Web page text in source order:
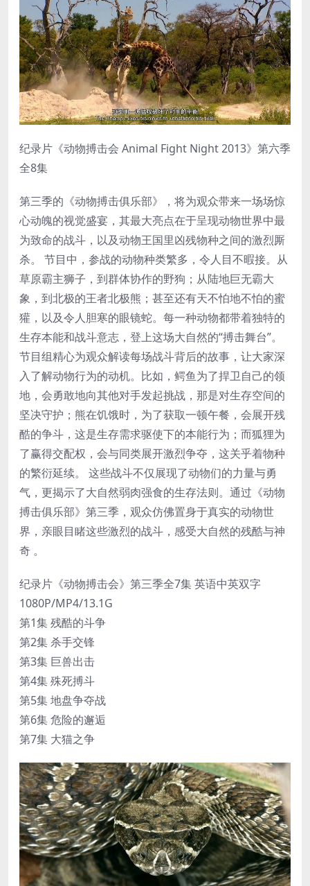
纪录片《动物搏击会 Animal Fight Night 2013》第六季
全8集
第三季的《动物搏击俱乐部》，将为观众带来一场场惊
心动魄的视觉盛宴，其最大亮点在于呈现动物世界中最
为致命的战斗，以及动物王国里凶残物种之间的激烈厮
杀。 节目中，参战的动物种类繁多，令人目不暇接。从
草原霸主狮子，到群体协作的野狗；从陆地巨无霸大
象，到北极的王者北极熊；甚至还有天不怕地不怕的蜜
獾，以及令人胆寒的眼镜蛇。每一种动物都带着独特的
生存本能和战斗意志，登上这场大自然的“搏击舞台”。
节目组精心为观众解读每场战斗背后的故事，让大家深
入了解动物行为的动机。比如，鳄鱼为了捍卫自己的领
地，会勇敢地向其他对手发起挑战，那是对生存空间的
坚决守护；熊在饥饿时，为了获取一顿午餐，会展开残
酷的争斗，这是生存需求驱使下的本能行为；而狐狸为
了赢得交配权，会与同类展开激烈争夺，这关乎着物种
的繁衍延续。 这些战斗不仅展现了动物们的力量与勇
气，更揭示了大自然弱肉强食的生存法则。通过《动物
搏击俱乐部》第三季，观众仿佛置身于真实的动物世
界，亲眼目睹这些激烈的战斗，感受大自然的残酷与神
奇 。
纪录片《动物搏击会》第三季全7集 英语中英双字
1080P/MP4/13.1G
第1集 残酷的斗争
第2集 杀手交锋
第3集 巨兽出击
第4集 殊死搏斗
第5集 地盘争夺战
第6集 危险的邂逅
第7集 大猫之争